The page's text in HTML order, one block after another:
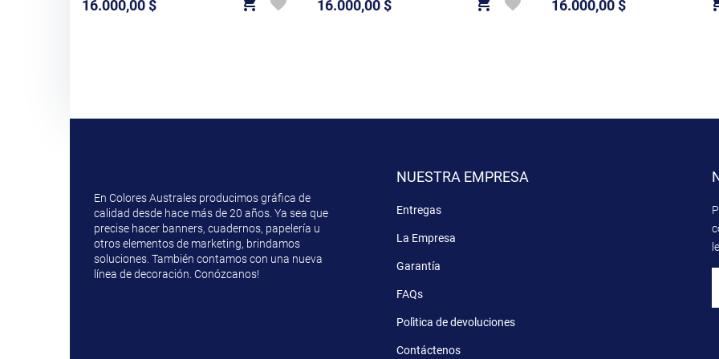
Precio
16.000,00 $ Precio
16.000,00 $ Precio
16.000,00 $
En Colores Australes producimos gráfica de
calidad desde hace más de 20 años. Ya sea que
precise hacer banners, cuadernos, papelería u
otros elementos de marketing, brindamos
soluciones. También contamos con una nueva
línea de decoración. Conózcanos!
NUESTRA EMPRESA
Entregas
La Empresa
Garantía
FAQs
Polìtica de devoluciones
Contáctenos